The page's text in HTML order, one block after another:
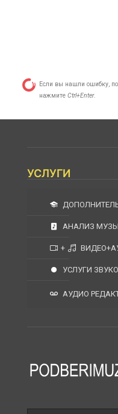
Если вы нашли ошибку,
нажмите Ctrl+Enter.
УСЛУГИ
АНАЛИЗ
+
УСЛУГИ
АУДИО